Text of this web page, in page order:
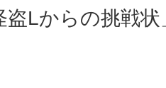
Lからの挑戦状